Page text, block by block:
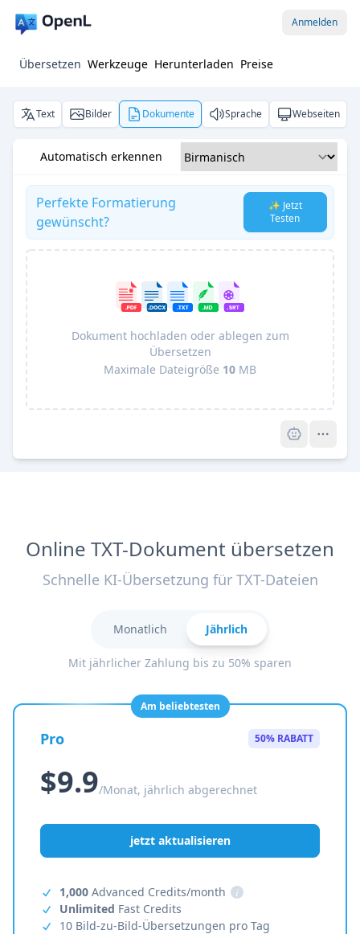
Anmelden
Übersetzen Werkzeuge Herunterladen Preise
Text Bilder Dokumente Sprache Webseiten
Automatisch erkennen
Perfekte Formatierung
gewünscht?
✨ Jetzt
Testen
Dokument hochladen oder ablegen zum
Übersetzen
Maximale Dateigröße 10 MB
Online TXT-Dokument übersetzen
Schnelle KI-Übersetzung für TXT-Dateien
Monatlich Jährlich
Mit jährlicher Zahlung bis zu 50% sparen
Am beliebtesten
Pro 50% RABATT
$9.9/Monat, jährlich abgerechnet
jetzt aktualisieren
1,000 Advanced Credits/month
i
Unlimited Fast Credits
10 Bild-zu-Bild-Übersetzungen pro Tag